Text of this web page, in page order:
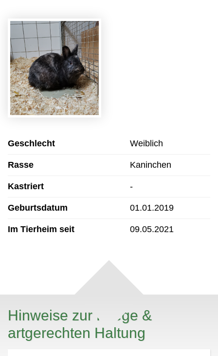
Geschlecht Weiblich
Rasse Kaninchen
Kastriert -
Geburtsdatum 01.01.2019
Im Tierheim seit 09.05.2021
Hinweise zur Pflege &
artgerechten Haltung